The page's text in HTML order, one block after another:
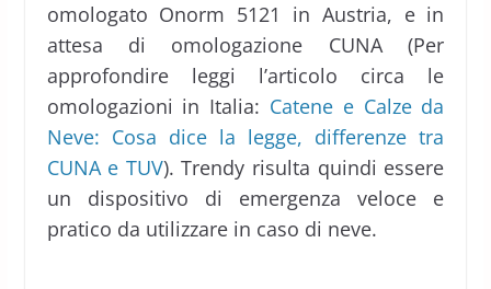
omologato Onorm 5121 in Austria, e in
attesa di omologazione CUNA (Per
approfondire leggi l’articolo circa le
omologazioni in Italia: Catene e Calze da
Neve: Cosa dice la legge, differenze tra
CUNA e TUV). Trendy risulta quindi essere
un dispositivo di emergenza veloce e
pratico da utilizzare in caso di neve.